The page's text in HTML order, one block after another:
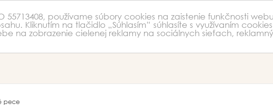
55713408, používame súbory cookies na zaistenie funkčnosti
Kliknutím na tlačidlo „Súhlasím“ súhlasíte s využívaním
na zobrazenie cielenej reklamy na sociálnych sieťach,
pece